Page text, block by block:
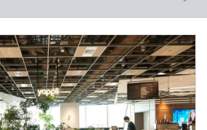
で海外展開も見据えている
社内に用意されている
らも学べる
日祝は休み
程度勤務いただきます。
を調整いただくため、スキマ時間など
す。
用者数・離職者数
離職者数0人
人 離職者数0人
離職者数0人